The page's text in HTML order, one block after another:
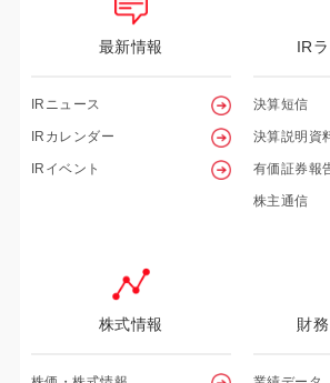
最新情報
IRニュース
IRカレンダー
IRイベント
IR
決算短信
決算説明資
有価証券報
株主通信
株式情報 財